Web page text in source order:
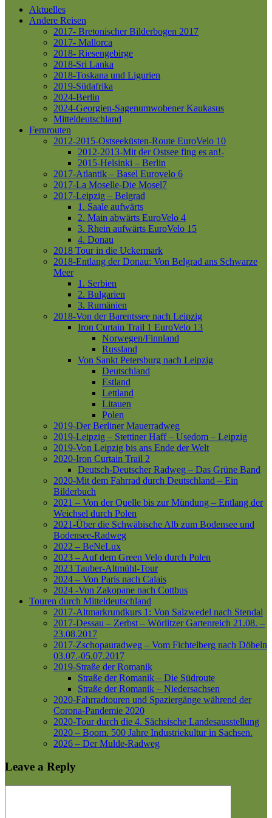
Aktuelles
Andere Reisen
2017- Bretonischer Bilderbogen 2017
2017- Mallorca
2018- Riesengebirge
2018-Sri Lanka
2018-Toskana und Ligurien
2019-Südafrika
2024-Berlin
2024-Georgien-Sagenumwobener Kaukasus
Mitteldeutschland
Fernrouten
2012-2015-Ostseeküsten-Route EuroVelo 10
2012-2013-Mit der Ostsee fing es an!-
2015-Helsinki – Berlin
2017-Atlantik – Basel Eurovelo 6
2017-La Moselle-Die Mosel7
2017-Leipzig – Belgrad
1. Saale aufwärts
2. Main abwärts EuroVelo 4
3. Rhein aufwärts EuroVelo 15
4. Donau
2018 Tour in die Uckermark
2018-Entlang der Donau: Von Belgrad ans Schwarze
Meer
1. Serbien
2. Bulgarien
3. Rumänien
2018-Von der Barentssee nach Leipzig
Iron Curtain Trail 1 EuroVelo 13
Norwegen/Finnland
Russland
Von Sankt Petersburg nach Leipzig
Deutschland
Estland
Lettland
Litauen
Polen
2019-Der Berliner Mauerradweg
2019-Leipzig – Stettiner Haff – Usedom – Leipzig
2019-Von Leipzig bis ans Ende der Welt
2020-Iron Curtain Trail 2
Deutsch-Deutscher Radweg – Das Grüne Band
2020-Mit dem Fahrrad durch Deutschland – Ein
Bilderbuch
2021 – Von der Quelle bis zur Mündung – Entlang der
Weichsel durch Polen
2021-Über die Schwäbische Alb zum Bodensee und
Bodensee-Radweg
2022 – BeNeLux
2023 – Auf dem Green Velo durch Polen
2023 Tauber-Altmühl-Tour
2024 – Von Paris nach Calais
2024 -Von Zakopane nach Cottbus
Touren durch Mitteldeutschland
2017-Altmarkrundkurs 1: Von Salzwedel nach Stendal
2017-Dessau – Zerbst – Wörlitzer Gartenreich 21.08. –
23.08.2017
2017-Zschopauradweg – Vom Fichtelberg nach Döbeln
03.07.-05.07.2017
2019-Straße der Romanik
Straße der Romanik – Die Südroute
Straße der Romanik – Niedersachsen
2020-Fahrradtouren und Spaziergänge während der
Corona-Pandemie 2020
2020-Tour durch die 4. Sächsische Landesausstellung
2020 – Boom. 500 Jahre Industriekultur in Sachsen.
2026 – Der Mulde-Radweg
Leave a Reply